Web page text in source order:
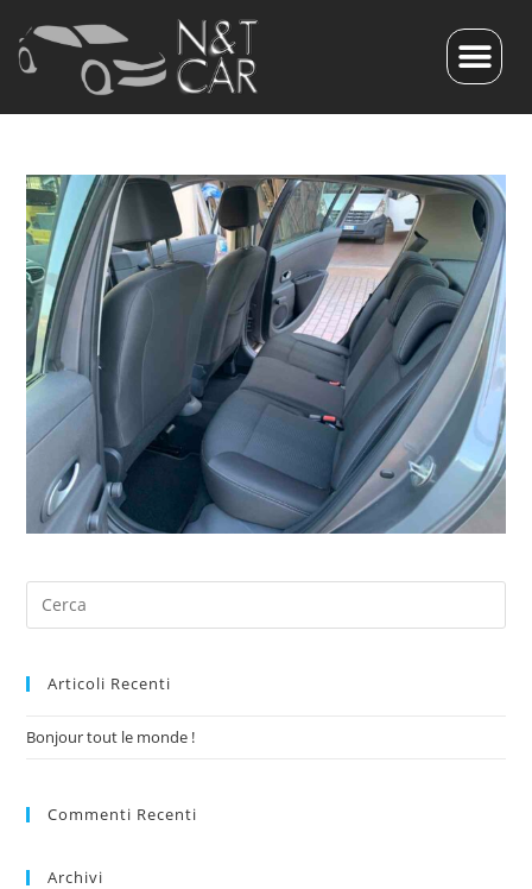
Articoli Recenti
Bonjour tout le monde !
Commenti Recenti
Archivi